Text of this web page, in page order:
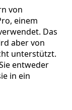
von
einem
Das
aber von
unterstützt.
entweder
in ein